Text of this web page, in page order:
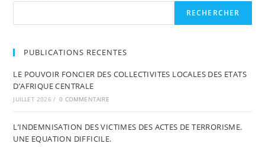
RECHERCHER
PUBLICATIONS RECENTES
LE POUVOIR FONCIER DES COLLECTIVITES LOCALES DES ETATS
D’AFRIQUE CENTRALE
JUILLET 2026 / 0 COMMENTAIRE
L’INDEMNISATION DES VICTIMES DES ACTES DE TERRORISME.
UNE EQUATION DIFFICILE.